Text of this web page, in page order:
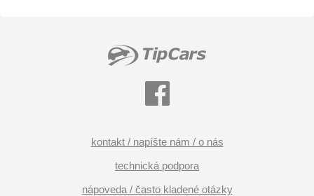
kontakt / napíšte nám / o nás
technická podpora
nápoveda / často kladené otázky